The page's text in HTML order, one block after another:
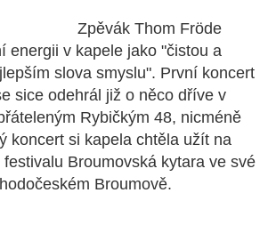
Zpěvák Thom Fröde
energii v kapele jako "čistou a
slova smyslu". První koncert
sice odehrál již o něco dříve v
Rybičkým 48, nicméně
koncert si kapela chtěla užít na
Broumovská kytara ve své
Broumově.